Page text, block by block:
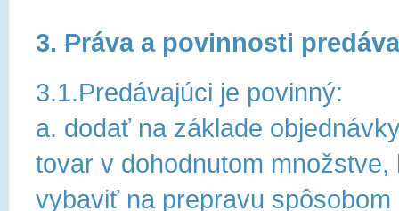
3. Práva a povinnosti
3.1.Predávajúci je povinný:
a. dodať na základe
tovar v dohodnutom
vybaviť na prepravu